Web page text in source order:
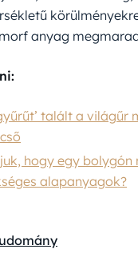
anyag
talált a világűr
hogy egy bolygón
alapanyagok?